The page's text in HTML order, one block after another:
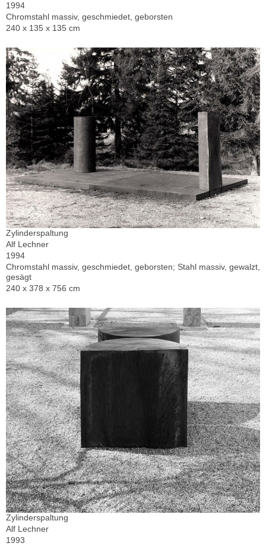
1994
Chromstahl massiv, geschmiedet, geborsten
240 x 135 x 135 cm
Zylinderspaltung
Alf Lechner
1994
Chromstahl massiv, geschmiedet, geborsten; Stahl massiv, gewalzt,
gesägt
240 x 378 x 756 cm
Zylinderspaltung
Alf Lechner
1993